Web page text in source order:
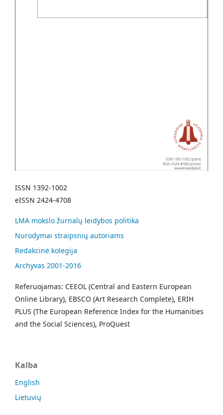
ISSN 1392-1002
eISSN 2424-4708
LMA mokslo žurnalų leidybos politika
Nurodymai straipsnių autoriams
Redakcinė kolegija
Archyvas 2001-2016
Referuojamas: CEEOL (Central and Eastern European
Online Library), EBSCO (Art Research Complete), ERIH
PLUS (The European Reference Index for the Humanities
and the Social Sciences), ProQuest
Kalba
English
Lietuvių